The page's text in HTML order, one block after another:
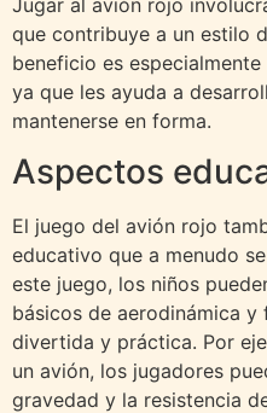
que contribuye a un estilo
beneficio es
ya que les ayuda a
mantenerse en forma.
Aspectos
El juego del avión rojo
educativo que a menudo
este juego, los niños
básicos de aerodinámica y
divertida y práctica. Por
un avión, los jugadores
gravedad y la resistencia